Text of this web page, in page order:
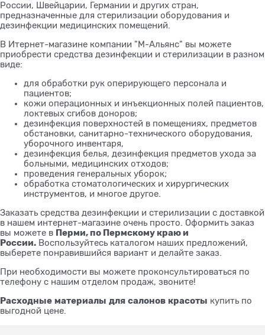
России, Швейцарии, Германии и других стран,
предназначенные для стерилизации оборудования и
дезинфекции медицинских помещений.
В Итернет-магазине компании "М-Альянс" вы можете
приобрести средства дезинфекции и стерилизации в разном
виде:
для обработки рук оперирующего персонала и
пациентов;
кожи операционных и инъекционных полей пациентов,
локтевых сгибов доноров;
дезинфекция поверхностей в помещениях, предметов
обстановки, санитарно-технического оборудования,
уборочного инвентаря,
дезинфекция белья, дезинфекция предметов ухода за
больными, медицинских отходов;
проведения генеральных уборок;
обработка стоматологических и хирургических
инструментов, и многое другое.
Заказать средства дезинфекции и стерилизации с доставкой
в нашем интернет-магазине очень просто. Оформить заказ
вы можете в Перми, по Пермскому краю и
России. Воспользуйтесь каталогом наших предложений,
выберете понравившийся вариант и делайте заказ.
При необходимости вы можете проконсультироваться по
телефону с нашим отделом продаж, звоните!
Расходные материалы для салонов красоты купить по
выгодной цене.